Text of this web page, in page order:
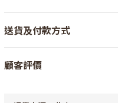
送貨及付款方式
顧客評價